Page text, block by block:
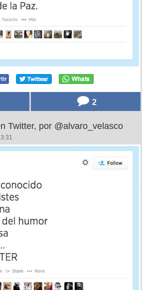
2
Twitter, por @alvaro_velasco